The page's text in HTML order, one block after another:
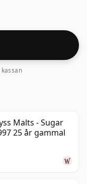
och
Malts - Sugar
25 år gammal